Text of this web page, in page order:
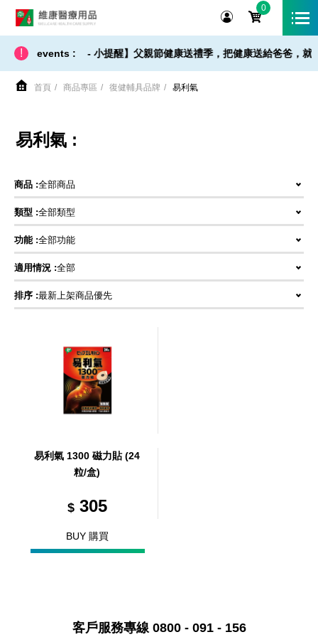
0
! events :
【 出貨 / 免運 - 小提醒】父親節健康送禮季，把健康送給爸爸，就
首頁 商品專區 復健輔具品牌 易利氣
易利氣 :
商品 :全部商品
類型 :全部類型
功能 :全部功能
適用情況 :全部
排序 :最新上架商品優先
易利氣 1300 磁力貼 (24
粒/盒)
$305
BUY 購買
客戶服務專線 0800 - 091 - 156